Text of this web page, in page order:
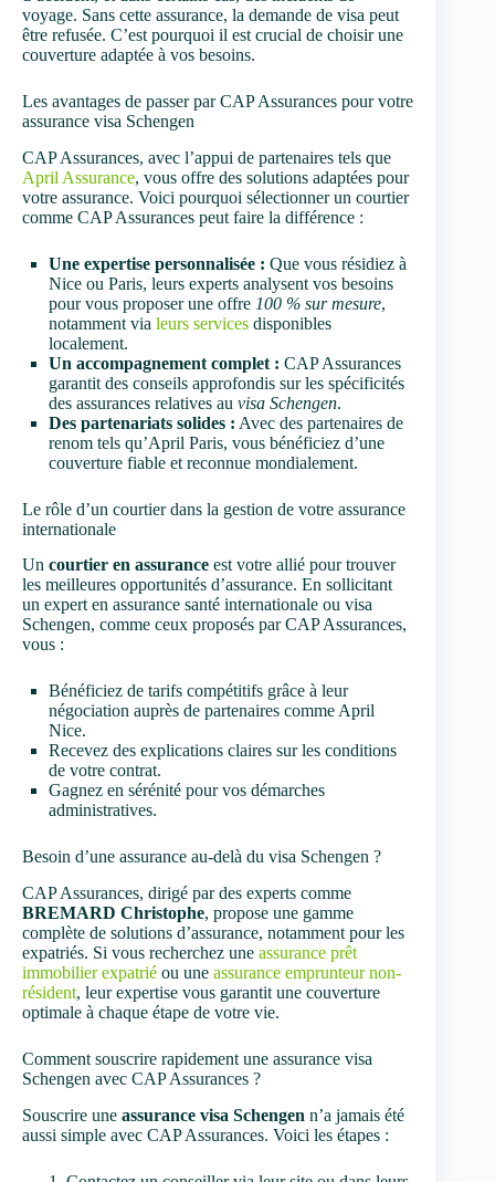
voyage. Sans cette assurance, la demande de visa peut
être refusée. C’est pourquoi il est crucial de choisir une
couverture adaptée à vos besoins.
Les avantages de passer par CAP Assurances pour votre
assurance visa Schengen
CAP Assurances, avec l’appui de partenaires tels que
April Assurance, vous offre des solutions adaptées pour
votre assurance. Voici pourquoi sélectionner un courtier
comme CAP Assurances peut faire la différence :
Une expertise personnalisée : Que vous résidiez à
Nice ou Paris, leurs experts analysent vos besoins
pour vous proposer une offre 100 % sur mesure,
notamment via leurs services disponibles
localement.
Un accompagnement complet : CAP Assurances
garantit des conseils approfondis sur les spécificités
des assurances relatives au visa Schengen.
Des partenariats solides : Avec des partenaires de
renom tels qu’April Paris, vous bénéficiez d’une
couverture fiable et reconnue mondialement.
Le rôle d’un courtier dans la gestion de votre assurance
internationale
Un courtier en assurance est votre allié pour trouver
les meilleures opportunités d’assurance. En sollicitant
un expert en assurance santé internationale ou visa
Schengen, comme ceux proposés par CAP Assurances,
vous :
Bénéficiez de tarifs compétitifs grâce à leur
négociation auprès de partenaires comme April
Nice.
Recevez des explications claires sur les conditions
de votre contrat.
Gagnez en sérénité pour vos démarches
administratives.
Besoin d’une assurance au-delà du visa Schengen ?
CAP Assurances, dirigé par des experts comme
BREMARD Christophe, propose une gamme
complète de solutions d’assurance, notamment pour les
expatriés. Si vous recherchez une assurance prêt
immobilier expatrié ou une assurance emprunteur non-
résident, leur expertise vous garantit une couverture
optimale à chaque étape de votre vie.
Comment souscrire rapidement une assurance visa
Schengen avec CAP Assurances ?
Souscrire une assurance visa Schengen n’a jamais été
aussi simple avec CAP Assurances. Voici les étapes :